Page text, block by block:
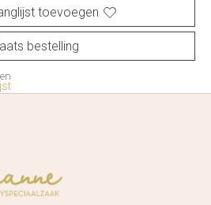
toevoegen
bestelling